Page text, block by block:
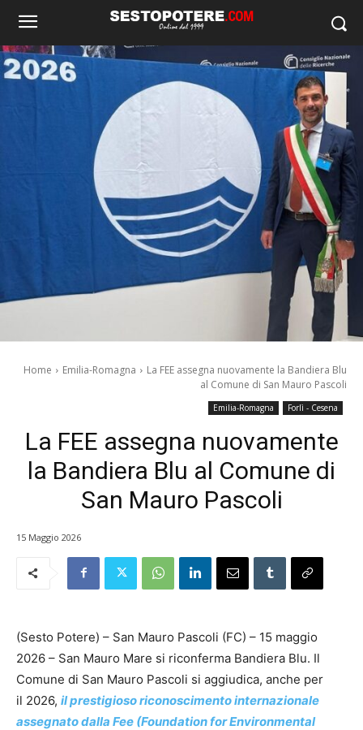
Home Emilia-Romagna
La FEE assegna nuovamente la Bandiera Blu
al Comune di San Mauro Pascoli
Emilia-Romagna Forlì - Cesena
La FEE assegna nuovamente
la Bandiera Blu al Comune di
San Mauro Pascoli
15 Maggio 2026
(Sesto Potere) – San Mauro Pascoli (FC) – 15 maggio
2026 – San Mauro Mare si riconferma Bandiera Blu. Il
Comune di San Mauro Pascoli si aggiudica, anche per
il 2026, il prestigioso riconoscimento internazionale
assegnato dalla Fee (Foundation for Environmental